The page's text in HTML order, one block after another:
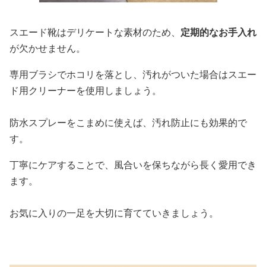
スエード靴はデリケートな素材のため、 定期的なお手入れ
が欠かせません。
専用ブラシでホコリを落とし、汚れがついた場合はスエー
ド用クリーナーを使用しましょう。
防水スプレーをこまめに使えば、汚れ防止にも効果的で
す。
丁寧にケアすることで、風合いを保ちながら長く愛用でき
ます。
お気に入りの一足を大切に育てていきましょう。